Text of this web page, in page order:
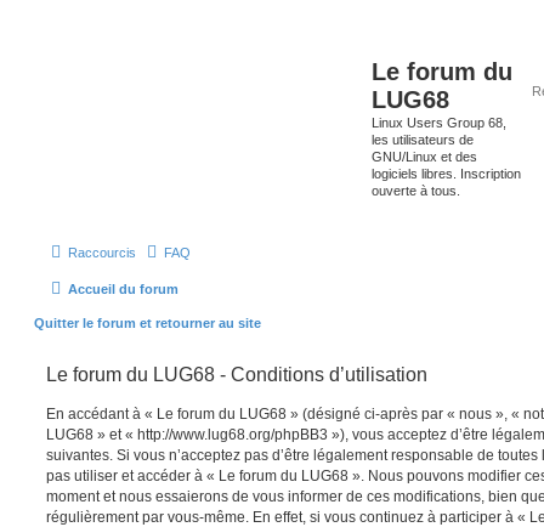
Le forum du
LUG68
Linux Users Group 68,
les utilisateurs de
GNU/Linux et des
logiciels libres. Inscription
ouverte à tous.
Raccourcis FAQ
Accueil du forum
Quitter le forum et retourner au site
Le forum du LUG68 - Conditions d’utilisation
En accédant à « Le forum du LUG68 » (désigné ci-après par « nous », «
LUG68 » et « http://www.lug68.org/phpBB3 »), vous acceptez d’être
suivantes. Si vous n’acceptez pas d’être légalement responsable de
pas utiliser et accéder à « Le forum du LUG68 ». Nous pouvons modifier
moment et nous essaierons de vous informer de ces modifications, bien
régulièrement par vous-même. En effet, si vous continuez à participer à «